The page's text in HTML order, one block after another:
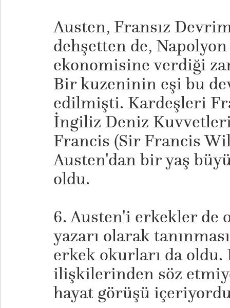
Austen, Fransız
dehşetten de,
ekonomisine verdiği
Bir kuzeninin eşi bu
edilmişti. Kardeşleri
İngiliz Deniz
Francis (Sir Francis
Austen'dan bir yaş
oldu.
6. Austen'i erkekler de
yazarı olarak
erkek okurları da oldu.
ilişkilerinden söz
hayat görüşü